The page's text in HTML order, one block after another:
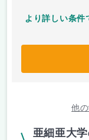
より詳しい条件
他
亜細亜大